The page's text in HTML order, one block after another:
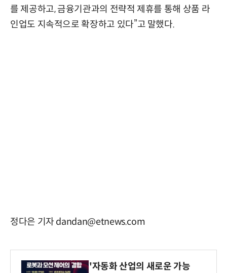
를 제공하고, 금융기관과의 전략적 제휴를 통해 상품 라
인업도 지속적으로 확장하고 있다”고 말했다.
정다은 기자 dandan@etnews.com
'자동화 산업의 새로운 가능